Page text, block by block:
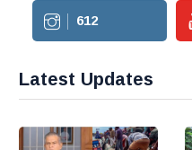
612
Latest Updates